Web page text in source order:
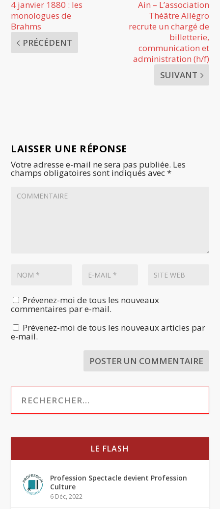
4 janvier 1880 : les
monologues de
Brahms
PRÉCÉDENT
Ain – L’association
Théâtre Allégro
recrute un chargé de
billetterie,
communication et
administration (h/f)
SUIVANT
LAISSER UNE RÉPONSE
Votre adresse e-mail ne sera pas publiée. Les
champs obligatoires sont indiqués avec*
Prévenez-moi de tous les nouveaux
commentaires par e-mail.
Prévenez-moi de tous les nouveaux articles par
e-mail.
LE FLASH
Profession Spectacle devient Profession
Culture
6 Déc, 2022